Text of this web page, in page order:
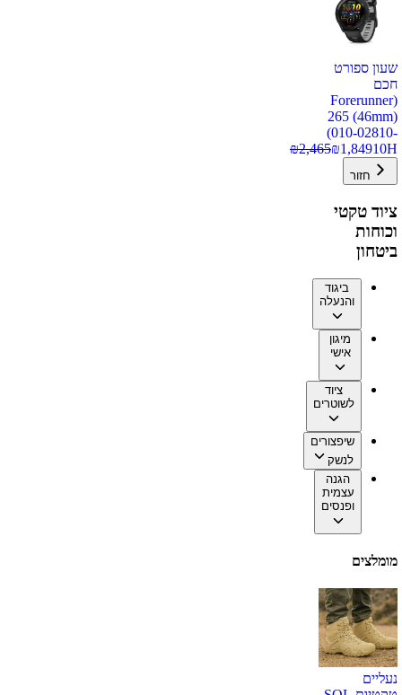
שעון ספורט
חכם
(Forerunner
265 (46mm)
(010-02810-
10H
₪1,849
₪2,465
חזור
ציוד טקטי
וכוחות
ביטחון
ביגוד
והנעלה
מיגון
אישי
ציוד
לשוטרים
שיפצורים
לנשק
הגנה
עצמית
ופנסים
מומלצים
נעליים